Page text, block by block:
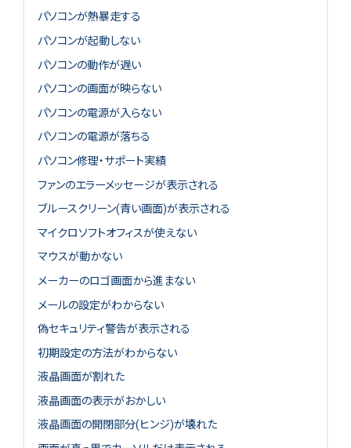
パソコンが熱暴走する
パソコンが起動しない
パソコンの動作が遅い
パソコンの画面が映らない
パソコンの電源が入らない
パソコンの電源が落ちる
パソコン修理・サポート実績
ファンのエラーメッセージが表示される
ブルースクリーン(青い画面)が表示される
マイクロソフトオフィスが使えない
マウスが動かない
メーカーのロゴ画面から進まない
メールの設定がわからない
偽セキュリティ警告が表示される
初期設定の方法がわからない
液晶画面が割れた
液晶画面の表示がおかしい
液晶画面の開閉部分(ヒンジ)が壊れた